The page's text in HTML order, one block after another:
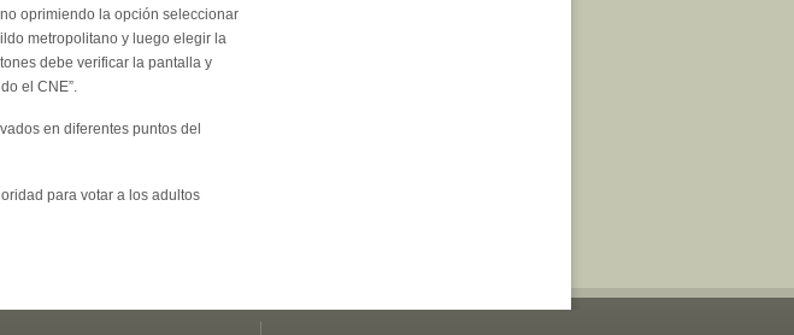
oprimiendo la opción seleccionar
metropolitano y luego elegir la
debe verificar la pantalla y
el CNE”.
en diferentes puntos del
para votar a los adultos